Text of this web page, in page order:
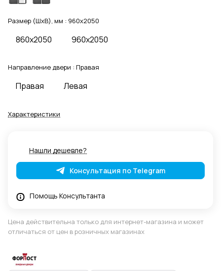
Размер (ШхВ), мм : 960x2050
860x2050 960x2050
Направление двери : Правая
Правая Левая
Характеристики
Нашли дешевле?
Консультация по Telegram
Помощь Консультанта
Цена действительна только для интернет-магазина и может
отличаться от цен в розничных магазинах